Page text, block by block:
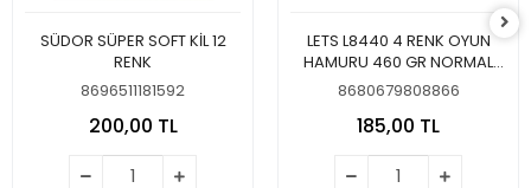
SÜDOR SÜPER SOFT KİL 12
RENK
8696511181592
200,00 TL
LETS L8440 4 RENK OYUN
HAMURU 460 GR NORMAL
RENKLER
8680679808866
185,00 TL